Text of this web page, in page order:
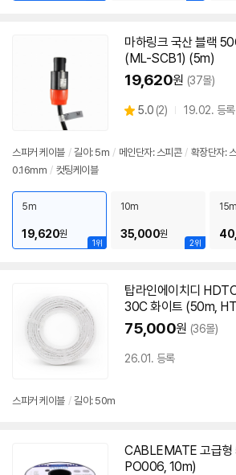
마하링크 국산 블랙
(ML-SCB1) (5m)
19,620원 (37몰)
별
5.0 (상
2) 19.02. 등록
스피커 케이블 / 길이: 5m / 메인단자: 스피콘 / 확장단자:
0.16mm / 컷팅케이블
1위
5m
19,620원
2위
10m
35,000원
15m
탑라인에이치디
30C 화이트 (50m,
75,000원 (36몰)
26.01. 등록
스피커 케이블 / 길이: 50m
CABLEMATE 고급형
PO006, 10m)